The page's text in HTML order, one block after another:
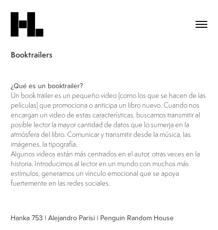
Booktrailers
¿Qué es un booktrailer?
Un book trailer es un pequeño video (como los que se hacen de las
películas) que promociona o anticipa un libro nuevo. Cuando nos
encargan un video de estas características, buscamos transmitir al
posible lector la mayor cantidad de datos que lo sumerja en la
atmósfera del libro. Comunicar y transmitir desde la música, las
imágenes, la tipografía.
Algunos videos están más centrados en el autor, otras veces en la
historia. Introducimos al lector en un mundo con muchos más
estímulos, generamos un vínculo emocional que se apoya
fuertemente en las redes sociales.
Hanka 753 | Alejandro Parisi | Penguin Random House